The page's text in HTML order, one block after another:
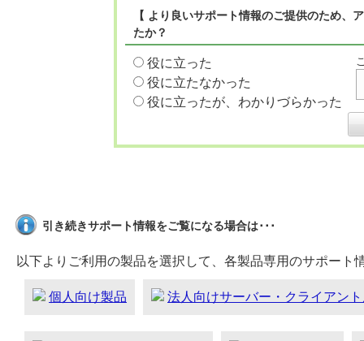
【 より良いサポート情報のご提供のため
たか？
役に立った
役に立たなかった
役に立ったが、わかりづらかった
引き続きサポート情報をご覧になる場合は･･･
以下よりご利用の製品を選択して、各製品専用のサポート
個人向け製品 法人向けサーバー・クライアン